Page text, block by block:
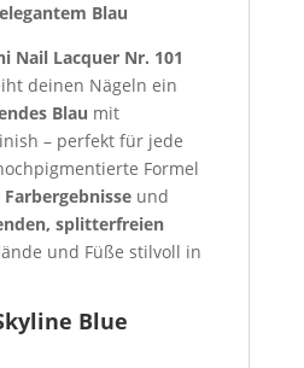
Blau
Nail Lacquer Nr. 101
deinen Nägeln ein
Blau mit
– perfekt für jede
Formel
und
splitterfreien
und Füße stilvoll in
Blue